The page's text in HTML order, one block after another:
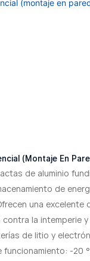
(montaje En
de aluminio
de
una excelente
la intemperie y
de litio y
funcionamiento: -20